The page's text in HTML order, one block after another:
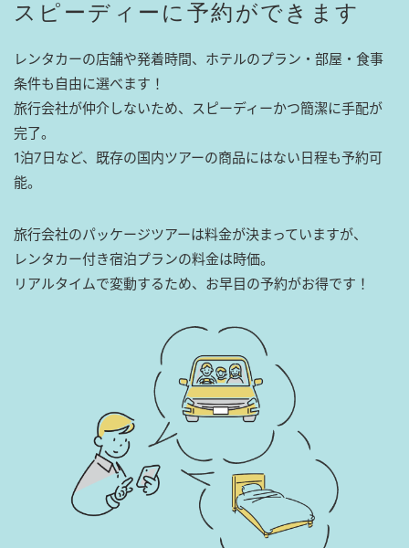
スピーディーに予約ができます
レンタカーの店舗や発着時間、ホテルのプラン・部屋・食事
条件も自由に選べます！
旅行会社が仲介しないため、スピーディーかつ簡潔に手配が
完了。
1泊7日など、既存の国内ツアーの商品にはない日程も予約可
能。
旅行会社のパッケージツアーは料金が決まっていますが、
レンタカー付き宿泊プランの料金は時価。
リアルタイムで変動するため、お早目の予約がお得です！